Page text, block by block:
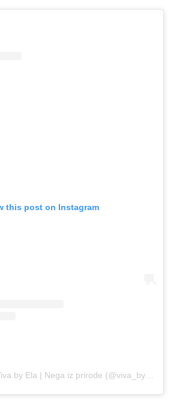
this post on Instagram